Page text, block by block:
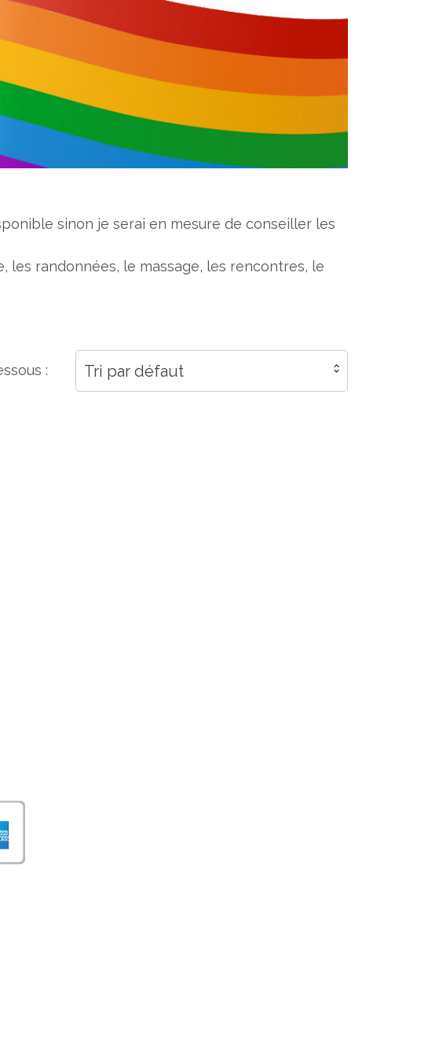
sinon je serai en mesure de conseiller les
les randonnées, le massage, les rencontres, le
: Tri par défaut